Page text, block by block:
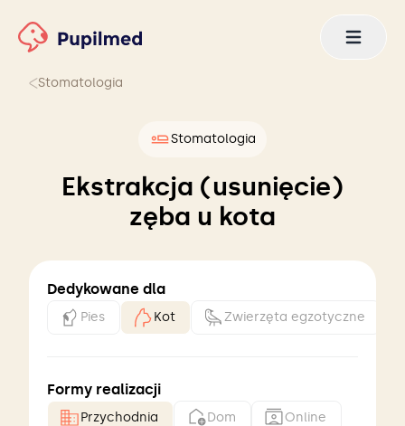
Stomatologia
Stomatologia
Ekstrakcja (usunięcie)
zęba u kota
Dedykowane dla
Pies Kot Zwierzęta egzotyczne
Formy realizacji
Przychodnia Dom Online